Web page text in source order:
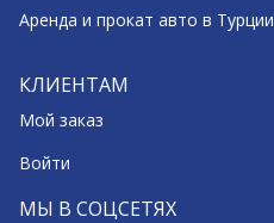
Аренда и прокат авто в Турции
КЛИЕНТАМ
Мой заказ
Войти
МЫ В СОЦСЕТЯХ